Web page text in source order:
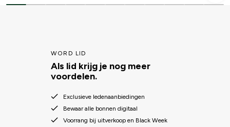
WORD LID
Als lid krijg je nog meer
voordelen.
Exclusieve ledenaanbiedingen
Bewaar alle bonnen digitaal
Voorrang bij uitverkoop en Black Week